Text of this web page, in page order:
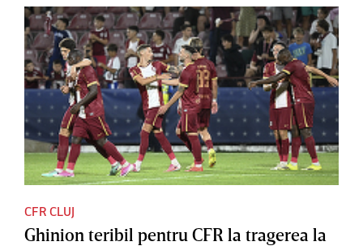
CFR CLUJ
Ghinion teribil pentru CFR la tragerea la